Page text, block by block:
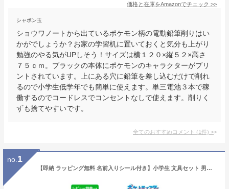
価格と在庫をAmazonでチェック >>
シャボン玉
ショウワノートから出ているポケモン柄の電動鉛筆削りはい
かがでしょうか？お家の学習机に置いておくと気分も上がり
勉強のやる気がUPしそう！サイズは横１２０×縦５２×高さ
７５ｃｍ。ブラックの本体にポケモンのキャラクターがプリ
ントされています。上にある穴に鉛筆を差し込むだけで削れ
るので小学生低学年でも簡単に使えます。単三電池３本で稼
働するのでコードレスでコンセントなしで使えます。削りく
ずも捨てやすいです。
全てのおすすめコメント (1件) >
no. 1
【即納 ラッピング無料 名前入りシール付き】小学生 文具セット 男の子 入学祝い 5点セット ポケモン ホログラム ブルー グッズ キャラクター 文房具セット 両面 筆箱 小学校 かっこいい プレゼント ギフト 新学期 入学準備 ポケットモンスター 【メール便不可】